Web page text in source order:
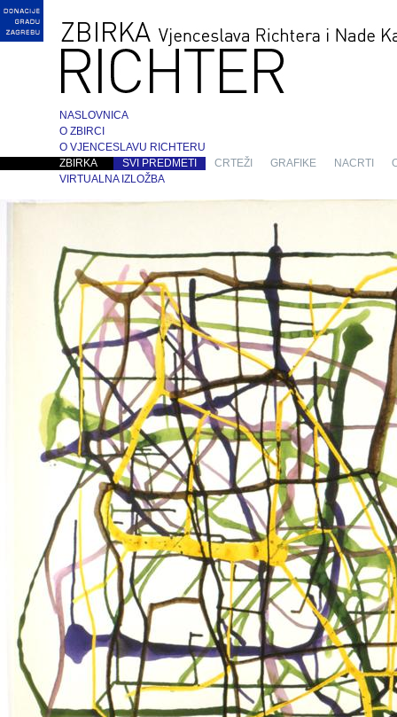
NASLOVNICA
O ZBIRCI
O VJENCESLAVU RICHTERU
ZBIRKA
SVI PREDMETI CRTEŽI GRAFIKE NACRTI
VIRTUALNA IZLOŽBA